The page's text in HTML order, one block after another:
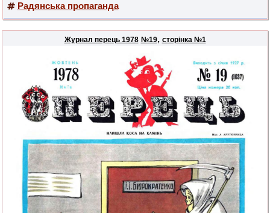
Радянська пропаганда
Журнал перець 1978 №19, сторінка №1